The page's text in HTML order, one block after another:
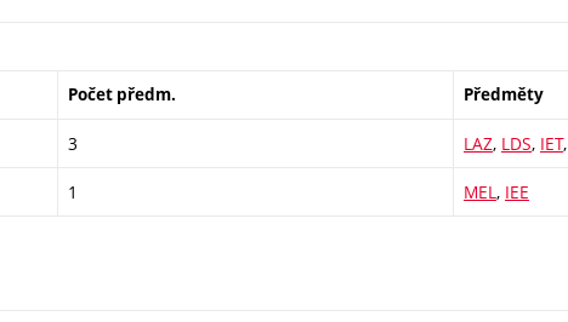
Počet předm. Předměty
3 LAZ, LDS, IET,
1 MEL , IEE